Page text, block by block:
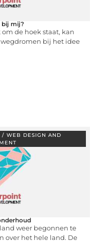
bij mij?
de hoek staat, kan
bij het idee
/ WEB DESIGN AND
weer begonnen te
over het hele land. De